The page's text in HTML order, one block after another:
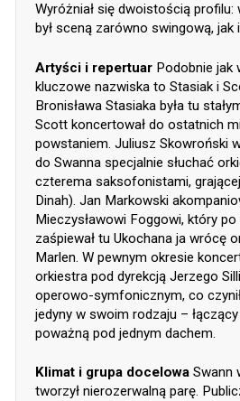
Wyróżniał się dwoistością
był sceną zarówno swingową,
Artyści i repertuar Podobnie jak
kluczowe nazwiska to Stasiak i
Bronisława Stasiaka była tu
Scott koncertował do ostatnich
powstaniem. Juliusz Skowroński
do Swanna specjalnie słuchać
czterema saksofonistami,
Dinah). Jan Markowski
Mieczysławowi Foggowi, który
zaśpiewał tu Ukochana ja wrócę
Marlen. W pewnym okresie
orkiestra pod dyrekcją Jerzego
operowo-symfonicznym, co
jedyny w swoim rodzaju –
poważną pod jednym dachem.
Klimat i grupa docelowa Swann
tworzył nierozerwalną parę.